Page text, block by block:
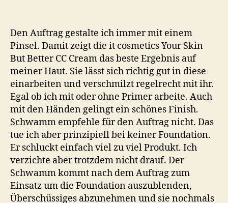
Den Auftrag gestalte ich immer mit einem
Pinsel. Damit zeigt die it cosmetics Your Skin
But Better CC Cream das beste Ergebnis auf
meiner Haut. Sie lässt sich richtig gut in diese
einarbeiten und verschmilzt regelrecht mit ihr.
Egal ob ich mit oder ohne Primer arbeite. Auch
mit den Händen gelingt ein schönes Finish.
Schwamm empfehle für den Auftrag nicht. Das
tue ich aber prinzipiell bei keiner Foundation.
Er schluckt einfach viel zu viel Produkt. Ich
verzichte aber trotzdem nicht drauf. Der
Schwamm kommt nach dem Auftrag zum
Einsatz um die Foundation auszublenden,
Überschüssiges abzunehmen und sie nochmals